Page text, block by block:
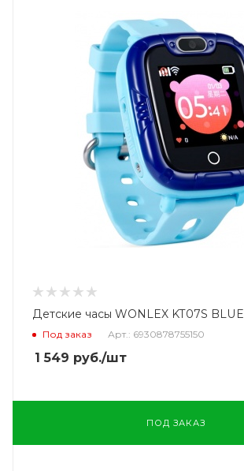
Детские часы WONLEX KT07S BLUE
Под заказ Арт.: 6930878755150
1 549 руб./шт
ПОД ЗАКАЗ